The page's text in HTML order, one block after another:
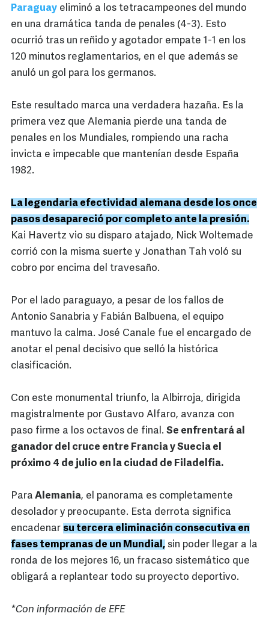
Paraguay eliminó a los tetracampeones del mundo
en una dramática tanda de penales (4-3). Esto
ocurrió tras un reñido y agotador empate 1-1 en los
120 minutos reglamentarios, en el que además se
anuló un gol para los germanos.
Este resultado marca una verdadera hazaña. Es la
primera vez que Alemania pierde una tanda de
penales en los Mundiales, rompiendo una racha
invicta e impecable que mantenían desde España
1982.
La legendaria efectividad alemana desde los once
pasos desapareció por completo ante la presión.
Kai Havertz vio su disparo atajado, Nick Woltemade
corrió con la misma suerte y Jonathan Tah voló su
cobro por encima del travesaño.
Por el lado paraguayo, a pesar de los fallos de
Antonio Sanabria y Fabián Balbuena, el equipo
mantuvo la calma. José Canale fue el encargado de
anotar el penal decisivo que selló la histórica
clasificación.
Con este monumental triunfo, la Albirroja, dirigida
magistralmente por Gustavo Alfaro, avanza con
paso firme a los octavos de final. Se enfrentará al
ganador del cruce entre Francia y Suecia el
próximo 4 de julio en la ciudad de Filadelfia.
Para Alemania, el panorama es completamente
desolador y preocupante. Esta derrota significa
encadenar su tercera eliminación consecutiva en
fases tempranas de un Mundial, sin poder llegar a la
ronda de los mejores 16, un fracaso sistemático que
obligará a replantear todo su proyecto deportivo.
*Con información de EFE